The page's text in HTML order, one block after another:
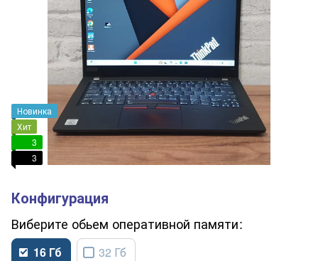
Новинка
Хит
3
3
обьем оперативной памяти
16 Гб 32 Гб